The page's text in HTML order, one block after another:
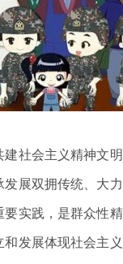
建社会主义精神文
发展双拥传统、大
要实践，是群众性
和发展体现社会主